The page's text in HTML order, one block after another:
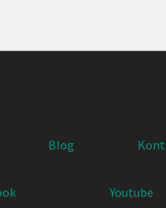
Blog
Youtube